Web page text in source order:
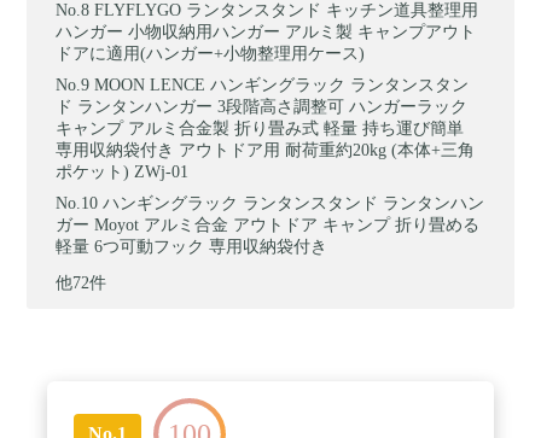
FLYFLYGO ランタンスタンド キッチン道具整理用
ハンガー 小物収納用ハンガー アルミ製 キャンプアウト
ドアに適用(ハンガー+小物整理用ケース)
MOON LENCE ハンギングラック ランタンスタン
ド ランタンハンガー 3段階高さ調整可 ハンガーラック
キャンプ アルミ合金製 折り畳み式 軽量 持ち運び簡単
専用収納袋付き アウトドア用 耐荷重約20kg (本体+三角
ポケット) ZWj-01
ハンギングラック ランタンスタンド ランタンハン
ガー Moyot アルミ合金 アウトドア キャンプ 折り畳める
軽量 6つ可動フック 専用収納袋付き
他72件
No.1